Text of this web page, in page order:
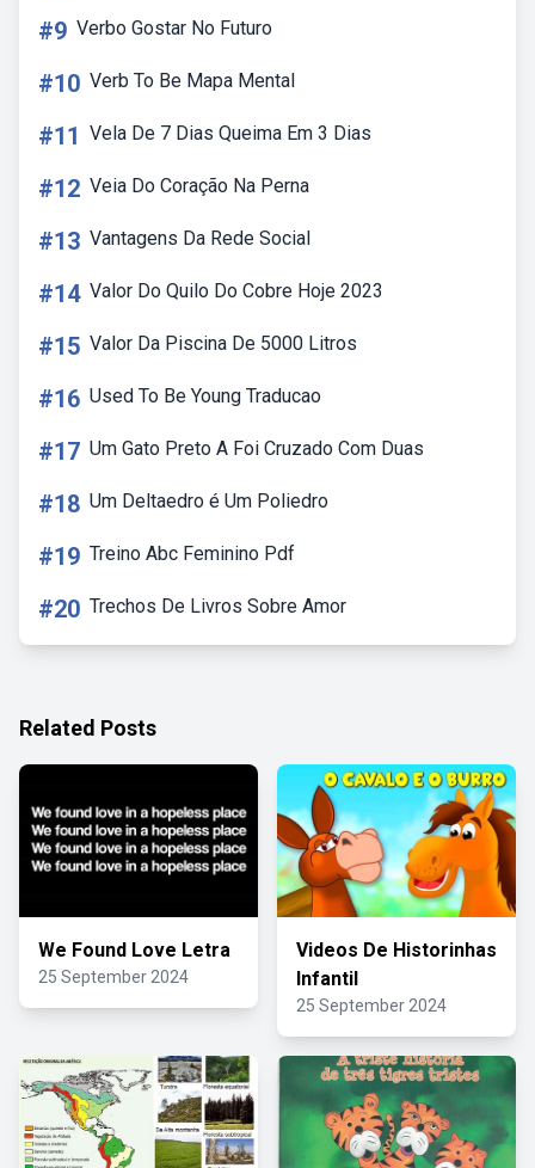
#9 Verbo Gostar No Futuro
#10 Verb To Be Mapa Mental
#11 Vela De 7 Dias Queima Em 3 Dias
#12 Veia Do Coração Na Perna
#13 Vantagens Da Rede Social
#14 Valor Do Quilo Do Cobre Hoje 2023
#15 Valor Da Piscina De 5000 Litros
#16 Used To Be Young Traducao
#17 Um Gato Preto A Foi Cruzado Com Duas
#18 Um Deltaedro é Um Poliedro
#19 Treino Abc Feminino Pdf
#20 Trechos De Livros Sobre Amor
Related Posts
We Found Love Letra
25 September 2024
Videos De Historinhas
Infantil
25 September 2024